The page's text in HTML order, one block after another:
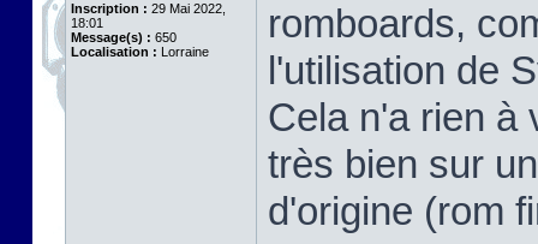
Inscription : 29 Mai 2022,
18:01
Message(s) : 650
Localisation : Lorraine
romboards,
l'utilisation de
Cela n'a rien à
très bien sur
d'origine (rom